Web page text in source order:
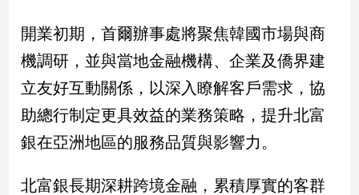
台
灣
觀
南
台
觀
開業初期，首爾辦事處將聚焦韓國市場與商
機調研，並與當地金融機構、企業及僑界建
立友好互動關係，以深入瞭解客戶需求，協
助總行制定更具效益的業務策略，提升北富
銀在亞洲地區的服務品質與影響力。
北富銀長期深耕跨境金融，累積厚實的客群